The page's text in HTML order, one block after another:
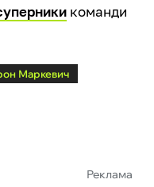
команди
Маркевич
Реклама